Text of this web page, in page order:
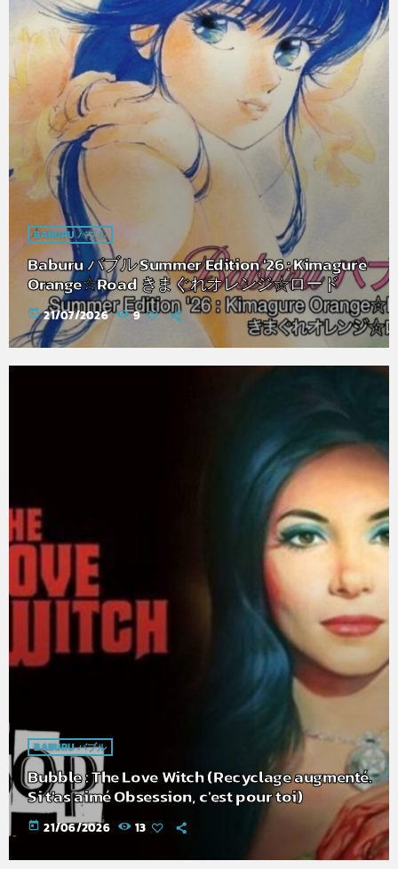
BABURU バブル
Baburu バブル Summer Edition '26 : Kimagure
Orange☆Road きまぐれオレンジ☆ロード
today 21/07/2026 9
BABURU バブル
Bubble : The Love Witch (Recyclage augmenté.
Si t'as aimé Obsession, c'est pour toi)
today 21/06/2026 13